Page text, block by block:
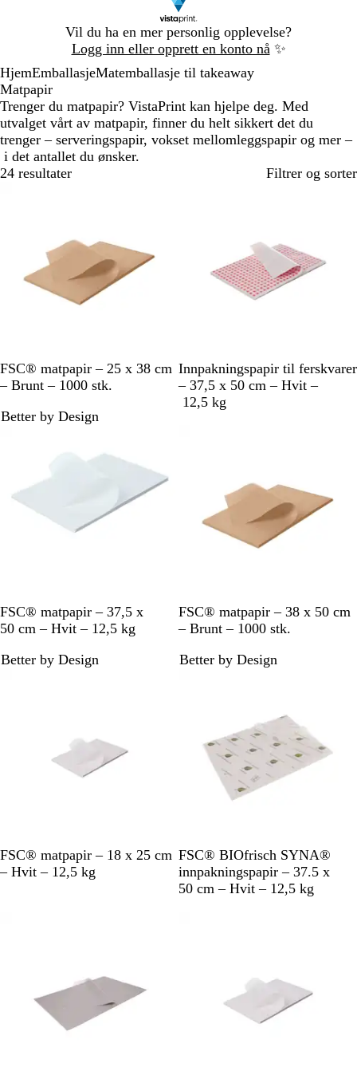
Vil du ha en mer personlig opplevelse?
Logg inn eller opprett en konto nå ✨
1
HjemEmballasjeMatemballasje til takeaway
Matpapir
Trenger du matpapir? VistaPrint kan hjelpe deg. Med
utvalget vårt av matpapir, finner du helt sikkert det du
trenger – serveringspapir, vokset mellomleggspapir og mer –
i det antallet du ønsker.
24 resultater
Filtrer og sorter
B
r
n
FSC® matpapir – 25 x 38 cm
– Brunt – 1000 stk.
Better by Design
H
v
Innpakningspapir til ferskvarer
– 37,5 x 50 cm – Hvit –
12,5 kg
H
v
t
FSC® matpapir – 37,5 x
50 cm – Hvit – 12,5 kg
Better by Design
B
r
n
FSC® matpapir – 38 x 50 cm
– Brunt – 1000 stk.
Better by Design
H
v
FSC® matpapir – 18 x 25 cm
– Hvit – 12,5 kg
H
v
i
FSC® BIOfrisch SYNA®
innpakningspapir – 37.5 x
50 cm – Hvit – 12,5 kg